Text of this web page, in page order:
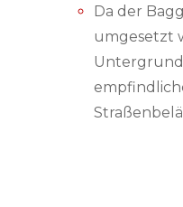
Da der
umgesetzt
Untergrund